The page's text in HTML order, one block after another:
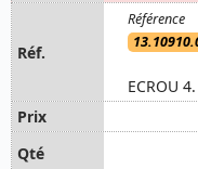
ECROU